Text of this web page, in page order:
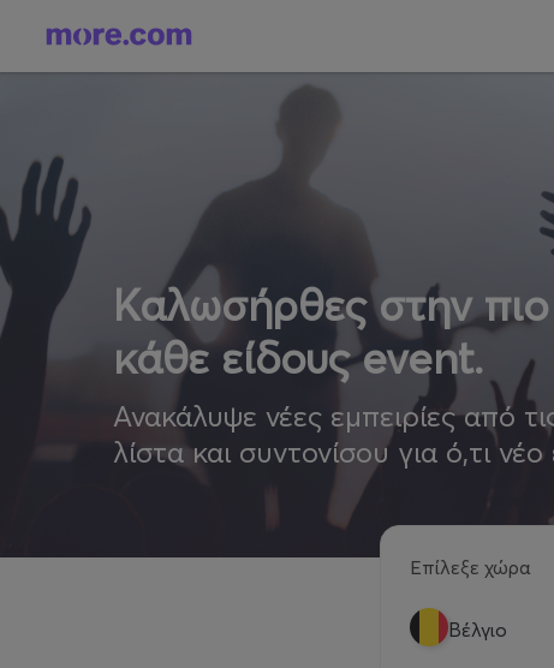
Καλωσήρθες στην
κάθε είδους event.
Ανακάλυψε νέες εμπειρίες από
λίστα και συντονίσου για ό,τι
Επίλεξε χώρα
Βέλγιο